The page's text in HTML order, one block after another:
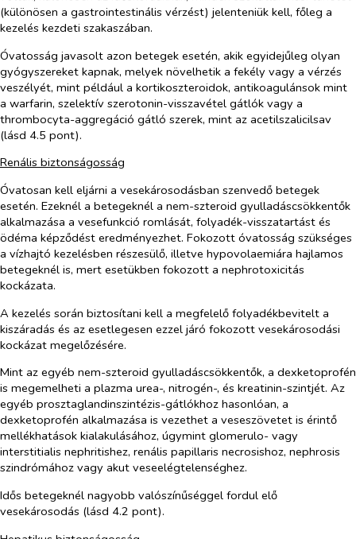
(különösen a gastrointestinális vérzést) jelenteniük kell, főleg a
kezelés kezdeti szakaszában.
Óvatosság javasolt azon betegek esetén, akik egyidejűleg olyan
gyógyszereket kapnak, melyek növelhetik a fekély vagy a vérzés
veszélyét, mint például a kortikoszteroidok, antikoagulánsok mint
a warfarin, szelektív szerotonin-visszavétel gátlók vagy a
thrombocyta-aggregáció gátló szerek, mint az acetilszalicilsav
(lásd 4.5 pont).
Renális biztonságosság
Óvatosan kell eljárni a vesekárosodásban szenvedő betegek
esetén. Ezeknél a betegeknél a nem-szteroid gyulladáscsökkentők
alkalmazása a vesefunkció romlását, folyadék-visszatartást és
ödéma képződést eredményezhet. Fokozott óvatosság szükséges
a vízhajtó kezelésben részesülő, illetve hypovolaemiára hajlamos
betegeknél is, mert esetükben fokozott a nephrotoxicitás
kockázata.
A kezelés során biztosítani kell a megfelelő folyadékbevitelt a
kiszáradás és az esetlegesen ezzel járó fokozott vesekárosodási
kockázat megelőzésére.
Mint az egyéb nem-szteroid gyulladáscsökkentők, a dexketoprofén
is megemelheti a plazma urea-, nitrogén-, és kreatinin-szintjét. Az
egyéb prosztaglandinszintézis-gátlókhoz hasonlóan, a
dexketoprofén alkalmazása is vezethet a veseszövetet is érintő
mellékhatások kialakulásához, úgymint glomerulo- vagy
interstitialis nephritishez, renális papillaris necrosishoz, nephrosis
szindrómához vagy akut veseelégtelenséghez.
Idős betegeknél nagyobb valószínűséggel fordul elő
vesekárosodás (lásd 4.2 pont).